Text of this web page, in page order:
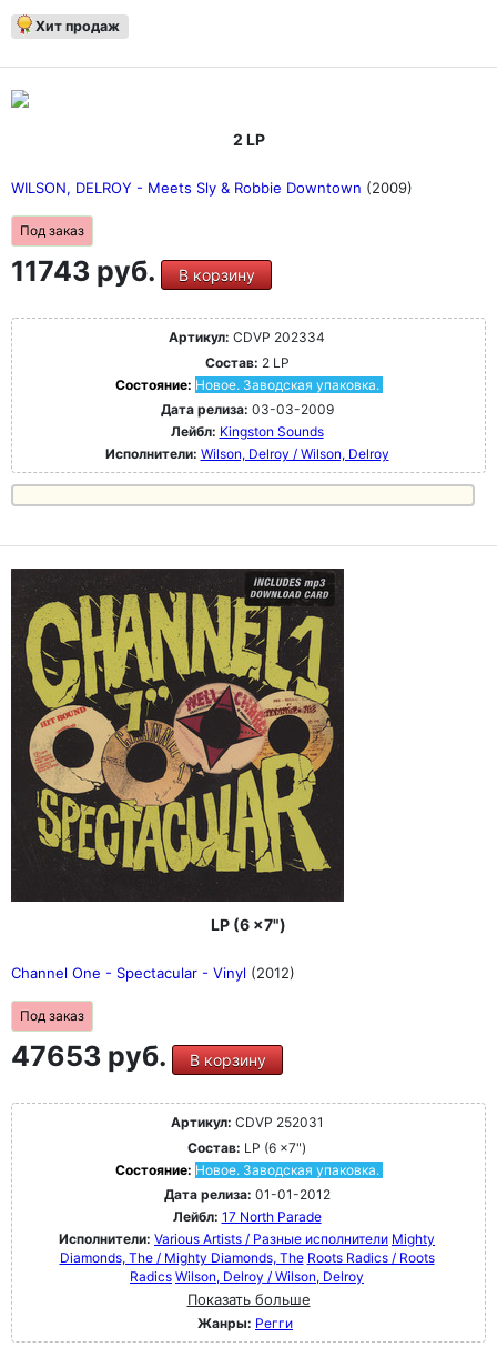
Хит продаж
2 LP
WILSON, DELROY - Meets Sly & Robbie Downtown (2009)
Под заказ
11743 руб. В корзину
Артикул: CDVP 202334
Состав: 2 LP
Состояние: Новое. Заводская упаковка.
Дата релиза: 03-03-2009
Лейбл: Kingston Sounds
Исполнители: Wilson, Delroy / Wilson, Delroy
LP (6 x7")
Channel One - Spectacular - Vinyl (2012)
Под заказ
47653 руб. В корзину
Артикул: CDVP 252031
Состав: LP (6 x7")
Состояние: Новое. Заводская упаковка.
Дата релиза: 01-01-2012
Лейбл: 17 North Parade
Исполнители: Various Artists / Разные исполнители Mighty
Diamonds, The / Mighty Diamonds, The Roots Radics / Roots
Radics Wilson, Delroy / Wilson, Delroy
Показать больше
Жанры: Регги